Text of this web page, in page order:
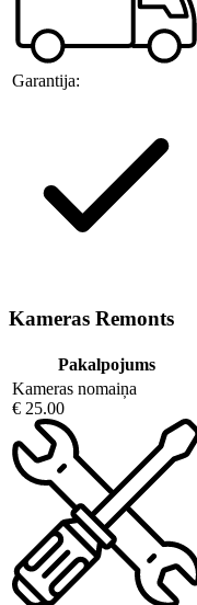
Garantija:
Kameras Remonts
Pakalpojums
Kameras nomaiņa
€ 25.00